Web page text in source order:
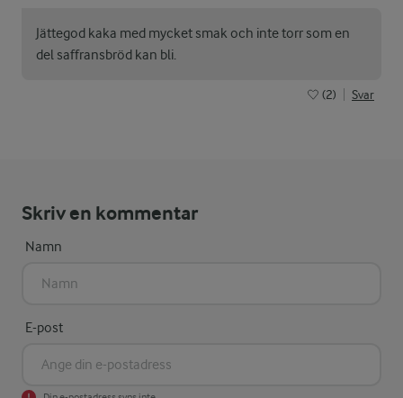
Jättegod kaka med mycket smak och inte torr som en
del saffransbröd kan bli.
(2) Svar
Skriv en kommentar
Namn
E-post